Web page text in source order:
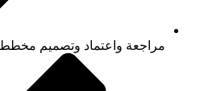
مراجعة واعتماد وتصميم